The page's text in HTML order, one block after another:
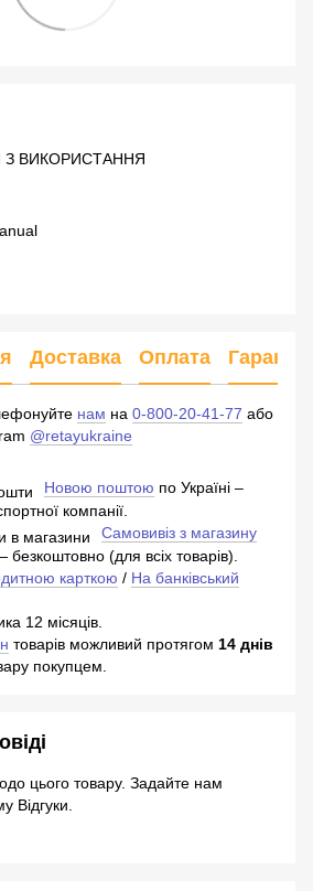
З ВИКОРИСТАННЯ
Доставка Оплата Гарантія
нам на 0-800-20-41-77 або
@retayukraine
Новою поштою по Україні –
компанії.
Самовивіз з магазину
безкоштовно (для всіх товарів).
карткою / На банківський
12 місяців.
товарів можливий протягом 14 днів
покупцем.
цього товару. Задайте нам
Відгуки.